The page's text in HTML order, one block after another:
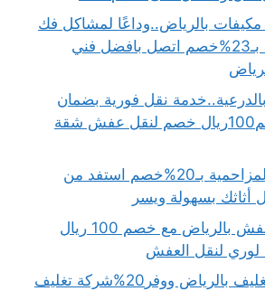
بالرياض..وداعًا لمشاكل فك
و تركيب المكيفات بـ23%خصم اتصل بافضل فني
نقل فورية بضمان
الجودة100%وخصم100ريال خصم لنقل عفش شقة
شركة نقل اثاث بالمزاحمية بـ20%خصم استفد من
أثاثك بسهولة ويسر
لوري جامبو نقل عفش بالرياض مع خصم 100 ريال
لنقل العفش
نقل عفشك مع التغليف بالرياض ووفر20%شركة تغليف